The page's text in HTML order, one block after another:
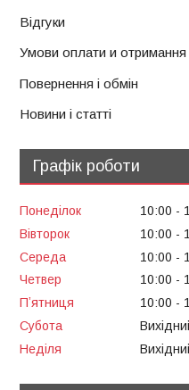
Відгуки
Умови оплати и отримання
Повернення і обмін
Новини і статті
Графік роботи
Понеділок 10:00
Вівторок
10:00
Середа
10:00
Четвер
10:00
Пʼятниця
10:00
Субота
Неділя